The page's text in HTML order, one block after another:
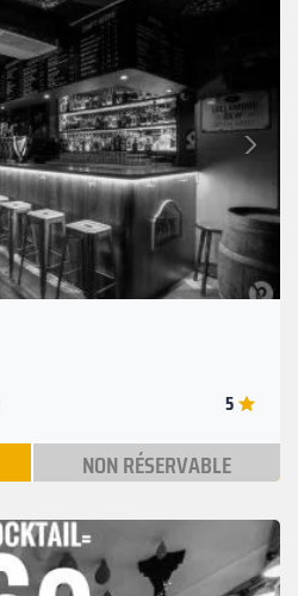
Suivant
5
NON RÉSERVABLE